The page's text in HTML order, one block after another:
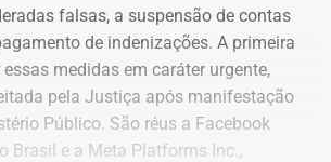
dos SantosR$
259.913,87
R$
259.913,87
de Souza
R$
247.403,90
R$
247.403,90
falsas, a suspensão de contas
de indenizações. A primeira
medidas em caráter urgente,
pela Justiça após manifestação
Público. São réus a Facebook
Brasil e a Meta Platforms Inc.,